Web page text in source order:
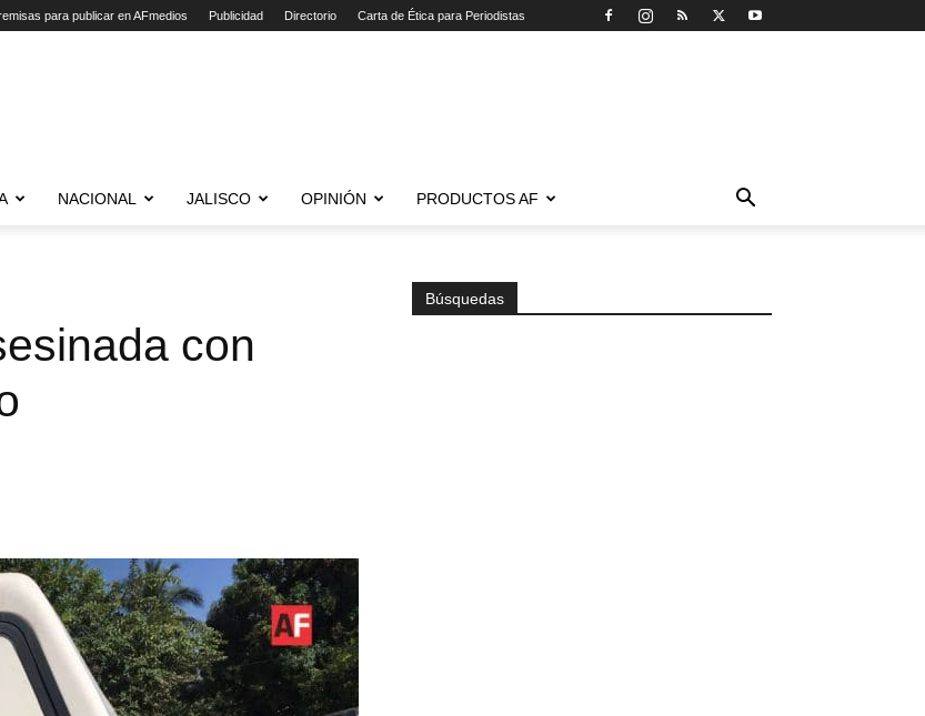
para publicar en AFmedios Publicidad Directorio Carta de Ética para Periodistas
NACIONAL JALISCO OPINIÓN PRODUCTOS AF
con
Búsquedas